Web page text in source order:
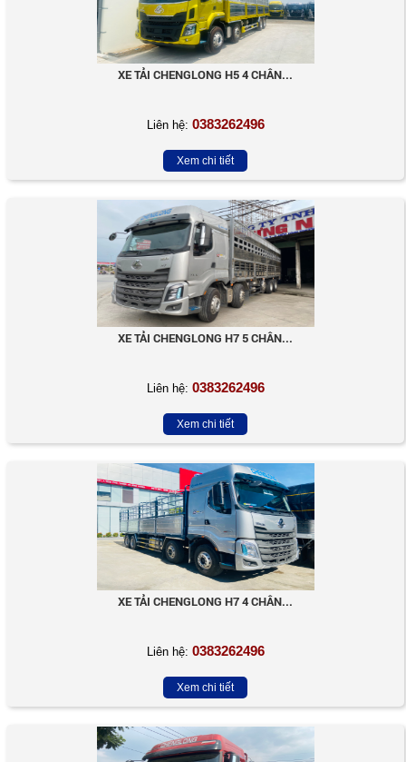
XE TẢI CHENGLONG H5 4 CHÂN...
Liên hệ: 0383262496
Xem chi tiết
XE TẢI CHENGLONG H7 5 CHÂN...
Liên hệ: 0383262496
Xem chi tiết
XE TẢI CHENGLONG H7 4 CHÂN...
Liên hệ: 0383262496
Xem chi tiết